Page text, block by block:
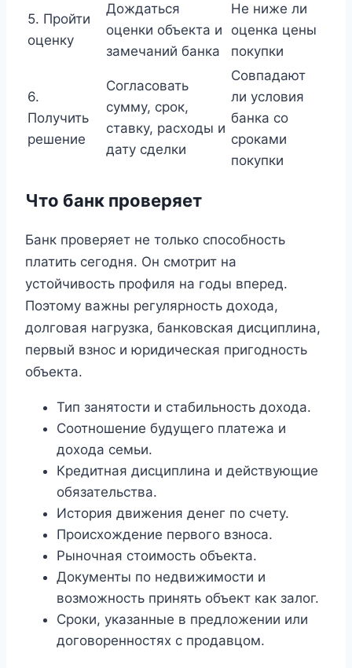
5. Пройти
оценку
Дождаться
оценки объекта и
замечаний банка
Не ниже ли
оценка цены
покупки
6.
Получить
решение
Согласовать
сумму, срок,
ставку, расходы и
дату сделки
Совпадают
ли условия
банка со
сроками
покупки
Что банк проверяет
Банк проверяет не только способность
платить сегодня. Он смотрит на
устойчивость профиля на годы вперед.
Поэтому важны регулярность дохода,
долговая нагрузка, банковская дисциплина,
первый взнос и юридическая пригодность
объекта.
Тип занятости и стабильность дохода.
Соотношение будущего платежа и
дохода семьи.
Кредитная дисциплина и действующие
обязательства.
История движения денег по счету.
Происхождение первого взноса.
Рыночная стоимость объекта.
Документы по недвижимости и
возможность принять объект как залог.
Сроки, указанные в предложении или
договоренностях с продавцом.